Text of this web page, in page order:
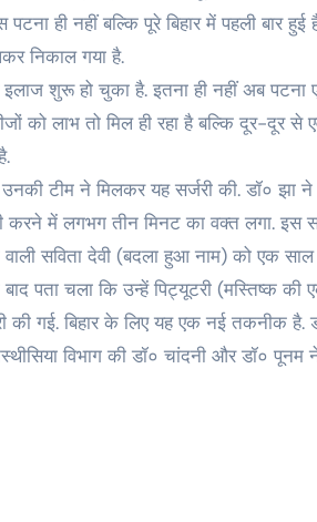
ही नहीं बल्कि पूरे बिहार में पहली बार
निकाल गया है.
शुरू हो चुका है. इतना ही नहीं अब पटना
को लाभ तो मिल ही रहा है बल्कि दूर-दूर
टीम ने मिलकर यह सर्जरी की. डॉ० झा ने
करने में लगभग तीन मिनट का वक्त लगा. इस
वाली सविता देवी (बदला हुआ नाम) को एक
पता चला कि उन्हें पिट्यूटरी (मस्तिष्क की
की गई. बिहार के लिए यह एक नई तकनीक है.
विभाग की डॉ० चांदनी और डॉ० पूनम